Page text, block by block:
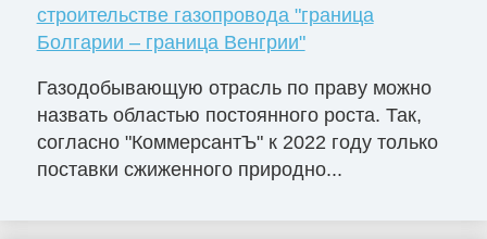
строительстве газопровода "граница
Болгарии – граница Венгрии"
Газодобывающую отрасль по праву можно
назвать областью постоянного роста. Так,
согласно "КоммерсантЪ" к 2022 году только
поставки сжиженного природно...